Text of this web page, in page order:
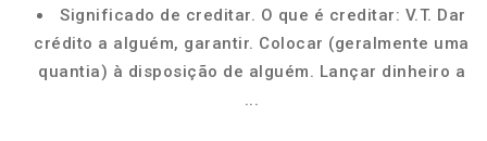
Significado de creditar. O que é creditar: V.T. Dar
crédito a alguém, garantir. Colocar (geralmente uma
quantia) à disposição de alguém. Lançar dinheiro a
...